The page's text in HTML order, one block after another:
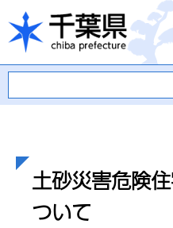
千葉県
土砂災害危険
ついて